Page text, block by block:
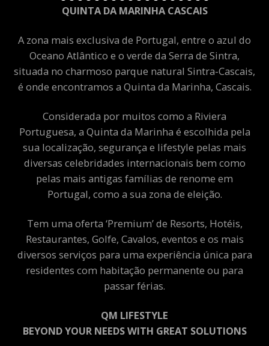
QUINTA DA MARINHA CASCAIS
A zona mais exclusiva de Portugal, entre o azul do
Oceano Atlântico e o verde da Serra de Sintra,
situada no charmoso parque natural Sintra-Cascais,
é onde encontramos a Quinta da Marinha, Cascais.
Considerada por muitos como a Riviera
Portuguesa, a Quinta da Marinha é escolhida pela
sua localização, segurança e lifestyle pelas mais
diversas celebridades internacionais bem como
pelas mais antigas famílias de renome em
Portugal, como a sua zona de eleição.
Tem uma oferta ‘Premium’ de Resorts, Hotéis,
Restaurantes, Golfe, Cavalos, eventos e os mais
diversos serviços para uma experiência única para
residentes com habitação permanente ou para
passar férias.
QM LIFESTYLE
BEYOND YOUR NEEDS WITH GREAT SOLUTIONS